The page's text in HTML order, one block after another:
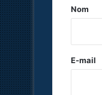
a
e
Nom
E-mail